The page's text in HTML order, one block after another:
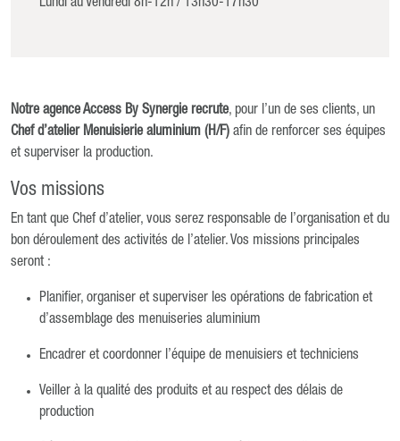
Lundi au Vendredi 8h-12h / 13h30-17h30
Notre agence Access By Synergie recrute, pour l’un de ses clients, un
Chef d’atelier Menuisierie aluminium (H/F) afin de renforcer ses équipes
et superviser la production.
Vos missions
En tant que Chef d’atelier, vous serez responsable de l’organisation et du
bon déroulement des activités de l’atelier. Vos missions principales
seront :
Planifier, organiser et superviser les opérations de fabrication et
d’assemblage des menuiseries aluminium
Encadrer et coordonner l’équipe de menuisiers et techniciens
Veiller à la qualité des produits et au respect des délais de
production